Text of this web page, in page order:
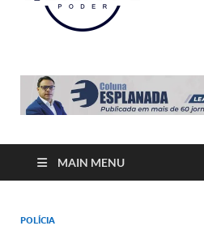
MAIN MENU
POLÍCIA